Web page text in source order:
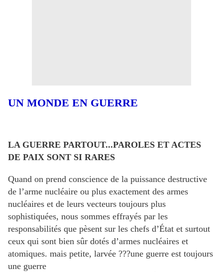
UN MONDE EN GUERRE
LA GUERRE PARTOUT...PAROLES ET ACTES
DE PAIX SONT SI RARES
Quand on prend conscience de la puissance destructive
de l’arme nucléaire ou plus exactement des armes
nucléaires et de leurs vecteurs toujours plus
sophistiquées, nous sommes effrayés par les
responsabilités que pèsent sur les chefs d’État et surtout
ceux qui sont bien sûr dotés d’armes nucléaires et
atomiques. mais petite, larvée ???une guerre est toujours
une guerre